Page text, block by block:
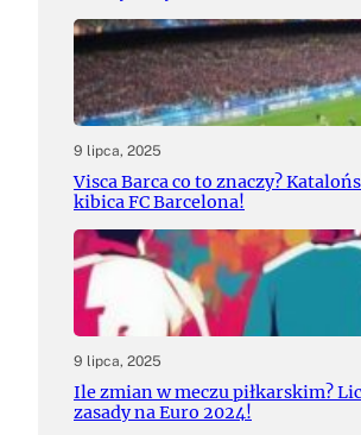
9 lipca, 2025
Visca Barca co to znaczy?
kibica FC Barcelona!
9 lipca, 2025
Ile zmian w meczu piłkarskim?
zasady na Euro 2024!